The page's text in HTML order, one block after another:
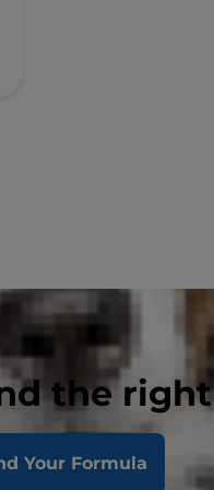
the
Your Formula